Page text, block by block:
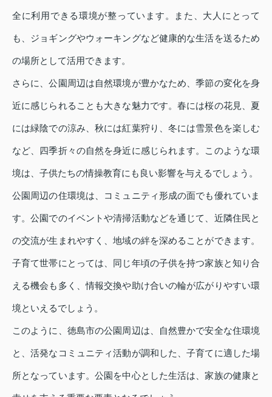
全に利用できる環境が整っています。また、大人にとって
も、ジョギングやウォーキングなど健康的な生活を送るため
の場所として活用できます。
さらに、公園周辺は自然環境が豊かなため、季節の変化を身
近に感じられることも大きな魅力です。春には桜の花見、夏
には緑陰での涼み、秋には紅葉狩り、冬には雪景色を楽しむ
など、四季折々の自然を身近に感じられます。このような環
境は、子供たちの情操教育にも良い影響を与えるでしょう。
公園周辺の住環境は、コミュニティ形成の面でも優れていま
す。公園でのイベントや清掃活動などを通じて、近隣住民と
の交流が生まれやすく、地域の絆を深めることができます。
子育て世帯にとっては、同じ年頃の子供を持つ家族と知り合
える機会も多く、情報交換や助け合いの輪が広がりやすい環
境といえるでしょう。
このように、徳島市の公園周辺は、自然豊かで安全な住環境
と、活発なコミュニティ活動が調和した、子育てに適した場
所となっています。公園を中心とした生活は、家族の健康と